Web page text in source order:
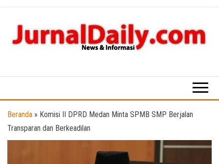
Informasi
Beranda » Komisi II DPRD Medan Minta SPMB SMP Berjalan
Transparan dan Berkeadilan